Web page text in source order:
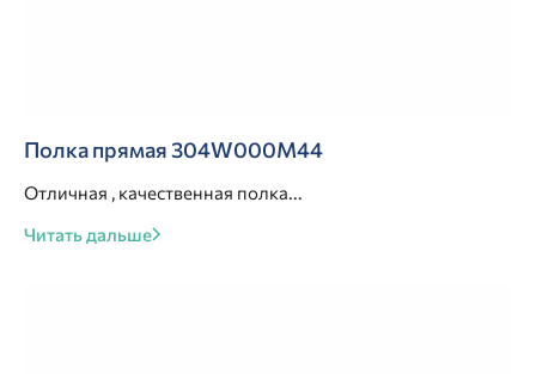
Полка прямая 304W000M44
Отличная , качественная полка...
Читать дальше